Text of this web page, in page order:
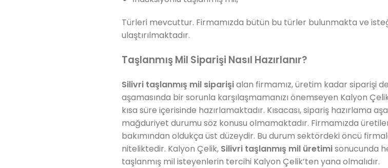
Türleri mevcuttur. Firmamızda bütün bu türler bulunmakta ve
ulaştırılmaktadır.
Taşlanmış Mil Siparişi Nasıl Hazırlanır?
Silivri taşlanmış mil siparişialan firmamız, üretim kadar siparişi
aşamasında bir sorunla karşılaşmamanızı önemseyen Kalyon
kısa süre içerisinde hazırlamaktadır. Kısacası, sipariş hazırlama
mağduriyet durumu söz konusu olmamaktadır. Firmamızda
bakımından oldukça üst düzeydir. Bu durum sektördeki öncü
niteliktedir. Kalyon Çelik, Silivri taşlanmış mil üretimisonucunda
taşlanmış mil isteyenlerin tercihi Kalyon Çelik’ten yana olmalıdır.